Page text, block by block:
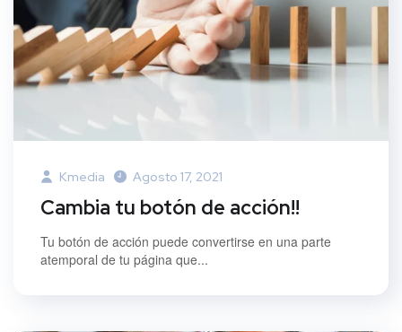
Kmedia Agosto 17, 2021
Cambia tu botón de acción!!
Tu botón de acción puede convertirse en una parte
atemporal de tu página que...